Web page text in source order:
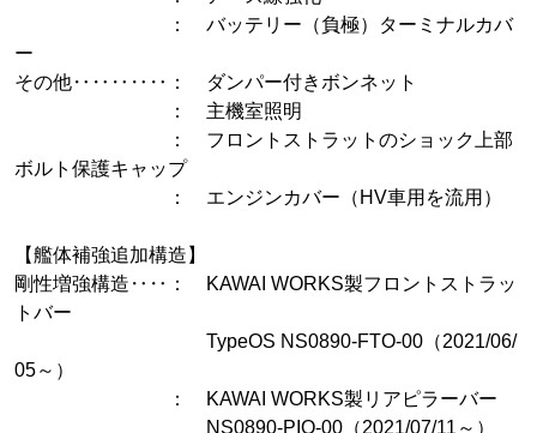
： バッテリー（負極）ターミナルカバ
ー
その他‥‥‥‥‥： ダンパー付きボンネット
： 主機室照明
： フロントストラットのショック上部
ボルト保護キャップ
： エンジンカバー（HV車用を流用）
【艦体補強追加構造】
剛性増強構造‥‥： KAWAI WORKS製フロントストラッ
トバー
TypeOS NS0890-FTO-00（2021/06/
05～）
： KAWAI WORKS製リアピラーバー
NS0890-PIO-00（2021/07/11～）